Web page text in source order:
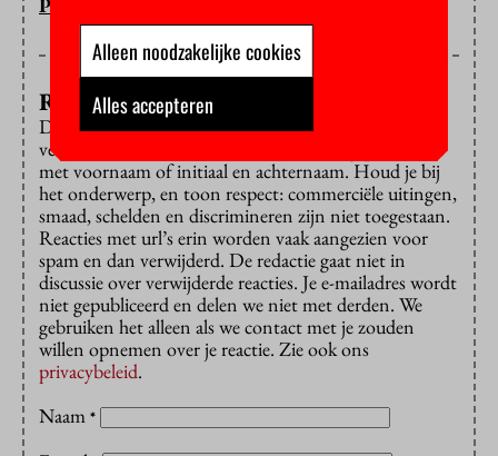
PETER BREEDVELD
Reageren?
Dat is alleen mogelijk met een e-mailadres dat is
verbonden aan de VU. Reacties worden gepubliceerd
met voornaam of initiaal en achternaam. Houd je bij
het onderwerp, en toon respect: commerciële uitingen,
smaad, schelden en discrimineren zijn niet toegestaan.
Reacties met url’s erin worden vaak aangezien voor
spam en dan verwijderd. De redactie gaat niet in
discussie over verwijderde reacties. Je e-mailadres wordt
niet gepubliceerd en delen we niet met derden. We
gebruiken het alleen als we contact met je zouden
willen opnemen over je reactie. Zie ook ons
privacybeleid.
Naam *
Alleen noodzakelijke cookies
Alles accepteren